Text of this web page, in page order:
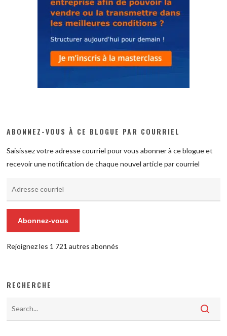
ABONNEZ-VOUS À CE BLOGUE PAR COURRIEL
Saisissez votre adresse courriel pour vous abonner à ce blogue et
recevoir une notification de chaque nouvel article par courriel
Abonnez-vous
Rejoignez les 1 721 autres abonnés
RECHERCHE